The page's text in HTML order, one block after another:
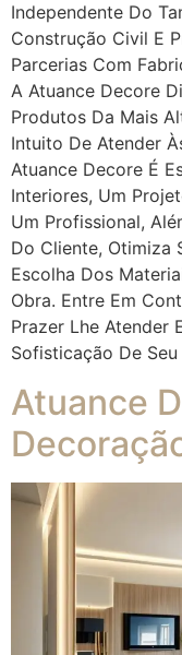
Independente Do
Construção Civil E
Parcerias Com
A Atuance Decore
Produtos Da Mais
Intuito De Atender
Atuance Decore É
Interiores, Um
Um Profissional,
Do Cliente, Otimiza
Escolha Dos
Obra. Entre Em
Prazer Lhe Atender
Sofisticação De
Atuance